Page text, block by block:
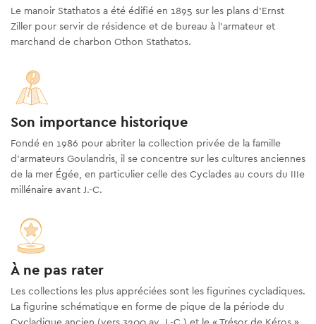
Le manoir Stathatos a été édifié en 1895 sur les plans d’Ernst
Ziller pour servir de résidence et de bureau à l’armateur et
marchand de charbon Othon Stathatos.
Son importance historique
Fondé en 1986 pour abriter la collection privée de la famille
d’armateurs Goulandris, il se concentre sur les cultures anciennes
de la mer Égée, en particulier celle des Cyclades au cours du IIIe
millénaire avant J.-C.
À ne pas rater
Les collections les plus appréciées sont les figurines cycladiques.
La figurine schématique en forme de pique de la période du